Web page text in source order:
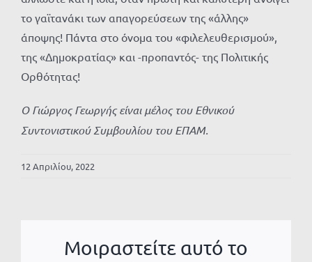
το γαϊτανάκι των απαγορεύσεων της «άλλης»
άποψης! Πάντα στο όνομα του «φιλελευθερισμού»,
της «Δημοκρατίας» και -προπαντός- της Πολιτικής
Ορθότητας!
Ο Γιώργος Γεωργής είναι μέλος του Εθνικού
Συντονιστικού Συμβουλίου του ΕΠΑΜ.
12 Απριλίου, 2022
Μοιραστείτε αυτό το